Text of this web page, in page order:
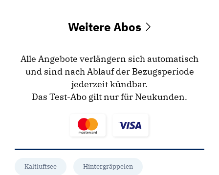
Weitere Abos
Alle Angebote verlängern sich automatisch
und sind nach Ablauf der Bezugsperiode
jederzeit kündbar.
Das Test-Abo gilt nur für Neukunden.
Kaltluftsee Hintergräppelen